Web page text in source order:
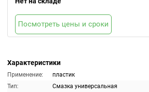
Характеристики
Применение:
пластик
Тип:
Смазка универсальная
Посмотреть цены и сроки